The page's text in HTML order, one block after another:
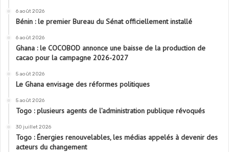
6 août 2026
Bénin : le premier Bureau du Sénat officiellement installé
6 août 2026
Ghana : le COCOBOD annonce une baisse de la production de
cacao pour la campagne 2026-2027
5 août 2026
Le Ghana envisage des réformes politiques
5 août 2026
Togo : plusieurs agents de l’administration publique révoqués
30 juillet 2026
Togo : Énergies renouvelables, les médias appelés à devenir des
acteurs du changement